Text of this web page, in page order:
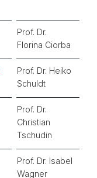
Prof. Dr.
Florina Ciorba
Prof. Dr. Heiko
Schuldt
Prof. Dr.
Christian
Tschudin
Prof. Dr. Isabel
Wagner